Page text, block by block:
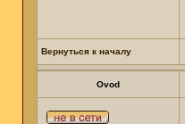
Вернуться к началу
Ovod